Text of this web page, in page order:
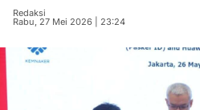
Redaksi
Rabu, 27 Mei 2026 | 23:24